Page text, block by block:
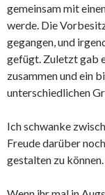
gemeinsam mit
werde. Die
gegangen, und
gefügt. Zuletzt gab
zusammen und ein
unterschiedlichen
Ich schwanke
Freude darüber
gestalten zu können.